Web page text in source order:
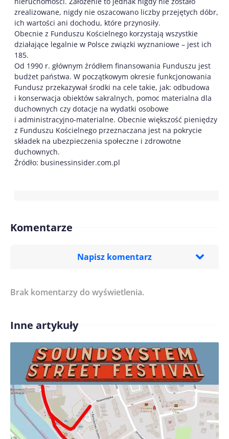
zrealizowane, nigdy nie oszacowano liczby przejętych dóbr,
ich wartości ani dochodu, które przynosiły.
Obecnie z Funduszu Kościelnego korzystają wszystkie
działające legalnie w Polsce związki wyznaniowe – jest ich
185.
Od 1990 r. głównym źródłem finansowania Funduszu jest
budżet państwa. W początkowym okresie funkcjonowania
Fundusz przekazywał środki na cele takie, jak: odbudowa
i konserwacja obiektów sakralnych, pomoc materialna dla
duchownych czy dotacje na wydatki osobowe
i administracyjno-materialne. Obecnie większość pieniędzy
z Funduszu Kościelnego przeznaczana jest na pokrycie
składek na ubezpieczenia społeczne i zdrowotne
duchownych.
Źródło: businessinsider.com.pl
Komentarze
Napisz komentarz
Treść komentarza*
Imię/ Nick*
Zapamiętaj moje dane w tej przeglądarce podczas
pisania kolejnych komentarzy.
Brak komentarzy do wyświetlenia.
Inne artykuły